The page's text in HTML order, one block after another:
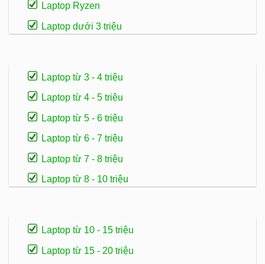
Laptop Ryzen
Laptop dưới 3 triệu
Laptop từ 3 - 4 triệu
Laptop từ 4 - 5 triệu
Laptop từ 5 - 6 triệu
Laptop từ 6 - 7 triệu
Laptop từ 7 - 8 triệu
Laptop từ 8 - 10 triệu
Laptop từ 10 - 15 triệu
Laptop từ 15 - 20 triệu